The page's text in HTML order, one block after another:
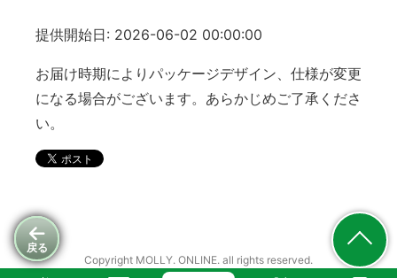
戻る
提供開始日: 2026-06-02 00:00:00
お届け時期によりパッケージデザイン、仕様が変更
になる場合がございます。あらかじめご了承くださ
い。
Copyright MOLLY. ONLINE. all rights reserved.